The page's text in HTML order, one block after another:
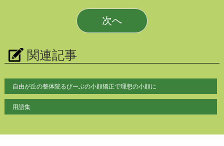
個人情報の利用目的
絡や業務のご案内やご質問に対する回答として、電子メ
ールや資料のご送付に利用いたします。
個人情報の第三者への開示・提供の禁止
当院は、お客さまよりお預かりした個人情報を適切に管
理し、次のいずれかに該当する場合を除き、個人情報を
関連記事
自由が丘の整体院るびーぶの小顔矯正で理想の小顔に
用語集